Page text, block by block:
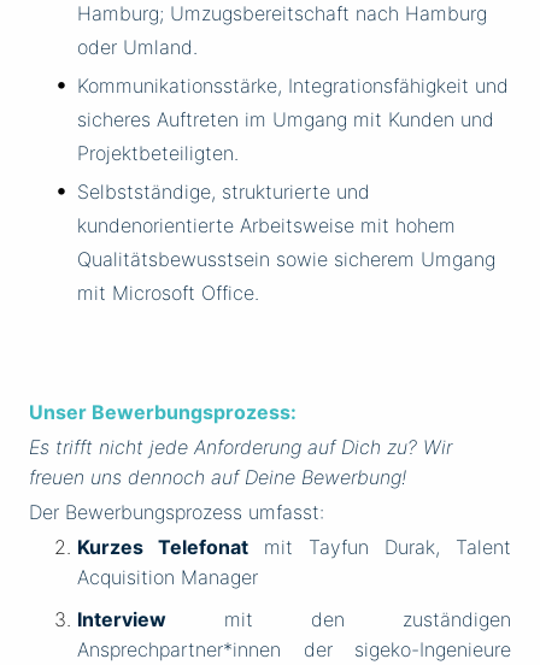
Hamburg; Umzugsbereitschaft nach Hamburg
oder Umland.
Kommunikationsstärke, Integrationsfähigkeit und
sicheres Auftreten im Umgang mit Kunden und
Projektbeteiligten.
Selbstständige, strukturierte und
kundenorientierte Arbeitsweise mit hohem
Qualitätsbewusstsein sowie sicherem Umgang
mit Microsoft Office.
Unser Bewerbungsprozess:
Es trifft nicht jede Anforderung auf Dich zu? Wir
freuen uns dennoch auf Deine Bewerbung!
Der Bewerbungsprozess umfasst:
Kurzes Telefonat mit Tayfun Durak, Talent
Acquisition Manager
Interview mit den zuständigen
Ansprechpartner*innen der sigeko-Ingenieure